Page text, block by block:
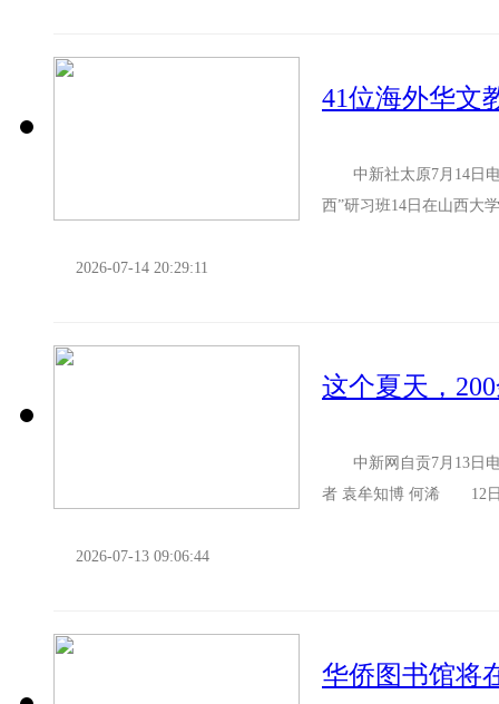
41位海外华文
中新社太原7月14日电
西”研习班14日在山西大
2026-07-14 20:29:11
这个夏天，
中新网自贡7月13日电
者 袁牟知博 何浠 12日
2026-07-13 09:06:44
华侨图书馆将